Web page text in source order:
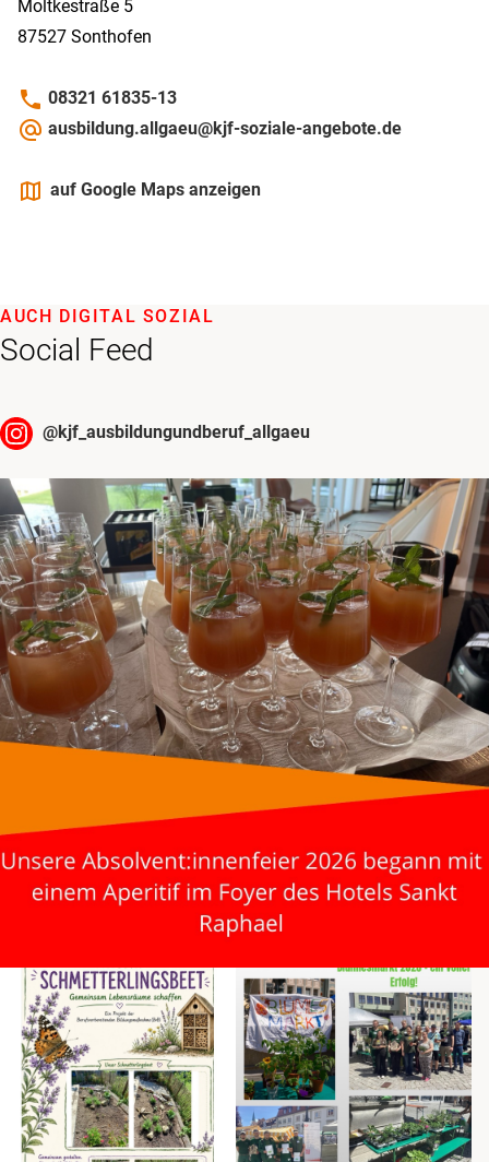
Moltkestraße 5
87527 Sonthofen
phone 08321 61835-13
alternate_email ausbildung.allgaeu@kjf-soziale-angebote.de
mapsauf Google Maps anzeigen
Social Feed
AUCH DIGITAL SOZIAL
@kjf_ausbildungundberuf_allgaeu